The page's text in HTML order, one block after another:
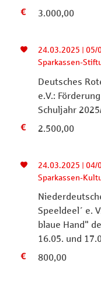
3.000,00
24.03.2025 | 05/
Sparkassen-
Deutsches
e.V.:
Schuljahr
2.500,00
24.03.2025 | 04/
Sparkassen-
Speeldeel´ e.
blaue Hand"
16.05. und
800,00